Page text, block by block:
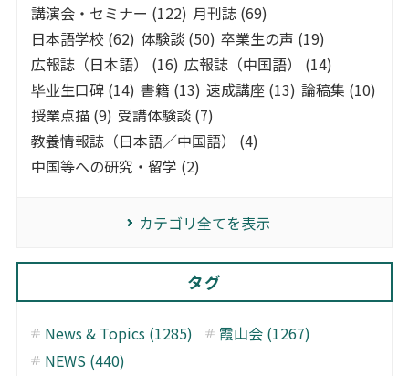
講演会・セミナー (122) 月刊誌 (69)
日本語学校 (62) 体験談 (50) 卒業生の声 (19)
広報誌（日本語） (16) 広報誌（中国語） (14)
毕业生口碑 (14) 書籍 (13) 速成講座 (13) 論稿集 (10)
授業点描 (9) 受講体験談 (7)
教養情報誌（日本語／中国語） (4)
中国等への研究・留学 (2)
カテゴリ全てを表示
タグ
News & Topics (1285)
霞山会 (1267)
NEWS (440)